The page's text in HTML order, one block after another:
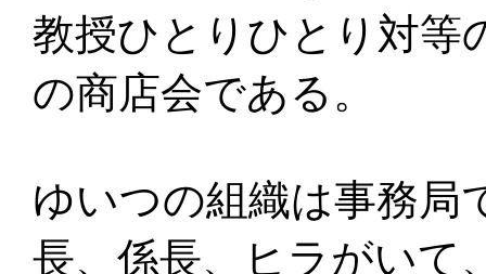
教授ひとりひとり対等
の商店会である。
ゆいつの組織は事務局
長、係長、ヒラがいて